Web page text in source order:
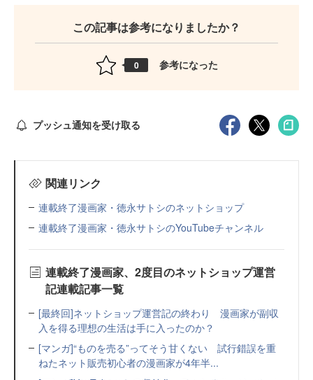
この記事は参考になりましたか？
0 参考になった
プッシュ通知を受け取る
関連リンク
連載終了漫画家・徳永サトシのネットショップ
連載終了漫画家・徳永サトシのYouTubeチャンネル
連載終了漫画家、2度目のネットショップ運営
記連載記事一覧
[最終回]ネットショップ運営記の終わり 漫画家が副収
入を得る理想の生活は手に入ったのか？
[マンガ]“ものを売る”ってそう甘くない 試行錯誤を重
ねたネット販売初心者の漫画家が4年半...